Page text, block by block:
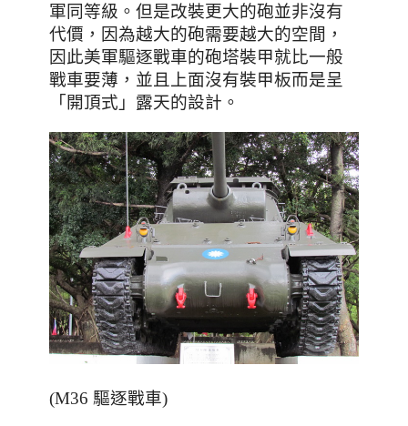
軍同等級。 但是改裝更大的砲並非沒有
代價，因為越大的砲需要越大的空間，
因此美軍驅逐戰車的砲塔裝甲就比一般
戰車要薄，並且上面沒有裝甲板而是呈
「開頂式」露天的設計。
(M36 驅逐戰車)